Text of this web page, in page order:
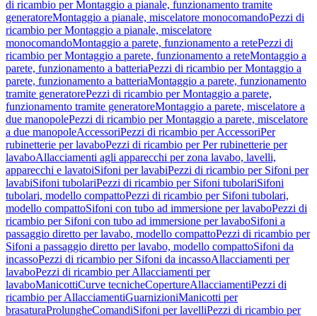
di ricambio per Montaggio a pianale, funzionamento tramite
generatoreMontaggio a pianale, miscelatore monocomandoPezzi di
ricambio per Montaggio a pianale, miscelatore
monocomandoMontaggio a parete, funzionamento a retePezzi di
ricambio per Montaggio a parete, funzionamento a reteMontaggio a
parete, funzionamento a batteriaPezzi di ricambio per Montaggio a
parete, funzionamento a batteriaMontaggio a parete, funzionamento
tramite generatorePezzi di ricambio per Montaggio a parete,
funzionamento tramite generatoreMontaggio a parete, miscelatore a
due manopolePezzi di ricambio per Montaggio a parete, miscelatore
a due manopoleAccessoriPezzi di ricambio per AccessoriPer
rubinetterie per lavaboPezzi di ricambio per Per rubinetterie per
lavaboAllacciamenti agli apparecchi per zona lavabo, lavelli,
apparecchi e lavatoiSifoni per lavabiPezzi di ricambio per Sifoni per
lavabiSifoni tubolariPezzi di ricambio per Sifoni tubolariSifoni
tubolari, modello compattoPezzi di ricambio per Sifoni tubolari,
modello compattoSifoni con tubo ad immersione per lavaboPezzi di
ricambio per Sifoni con tubo ad immersione per lavaboSifoni a
passaggio diretto per lavabo, modello compattoPezzi di ricambio per
Sifoni a passaggio diretto per lavabo, modello compattoSifoni da
incassoPezzi di ricambio per Sifoni da incassoAllacciamenti per
lavaboPezzi di ricambio per Allacciamenti per
lavaboManicottiCurve tecnicheCopertureAllacciamentiPezzi di
ricambio per AllacciamentiGuarnizioniManicotti per
brasaturaProlungheComandiSifoni per lavelliPezzi di ricambio per